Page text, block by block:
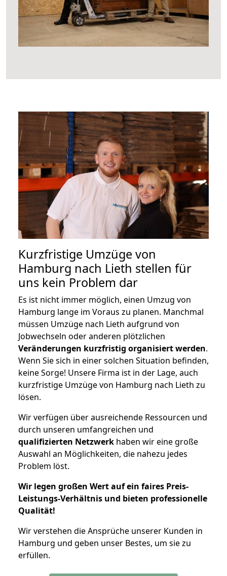
Kurzfristige Umzüge von
Hamburg nach Lieth stellen für
uns kein Problem dar
Es ist nicht immer möglich, einen Umzug von
Hamburg lange im Voraus zu planen. Manchmal
müssen Umzüge nach Lieth aufgrund von
Jobwechseln oder anderen plötzlichen
Veränderungen kurzfristig organisiert werden.
Wenn Sie sich in einer solchen Situation befinden,
keine Sorge! Unsere Firma ist in der Lage, auch
kurzfristige Umzüge von Hamburg nach Lieth zu
lösen.
Wir verfügen über ausreichende Ressourcen und
durch unseren umfangreichen und
qualifizierten Netzwerk haben wir eine große
Auswahl an Möglichkeiten, die nahezu jedes
Problem löst.
Wir legen großen Wert auf ein faires Preis-
Leistungs-Verhältnis und bieten professionelle
Qualität!
Wir verstehen die Ansprüche unserer Kunden in
Hamburg und geben unser Bestes, um sie zu
erfüllen.